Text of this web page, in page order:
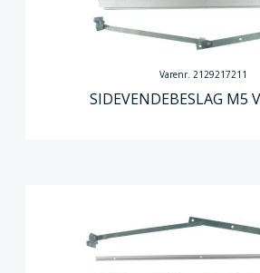
Varenr. 2129217211
SIDEVENDEBESLAG M5